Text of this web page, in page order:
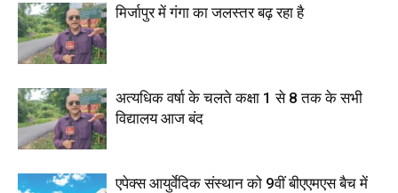
मिर्जापुर में गंगा का जलस्तर बढ़ रहा है
अत्यधिक वर्षा के चलते कक्षा 1 से 8 तक के सभी
विद्यालय आज बंद
एपेक्स आयुर्वेदिक संस्थान को 9वीं बीएएमएस बैच में